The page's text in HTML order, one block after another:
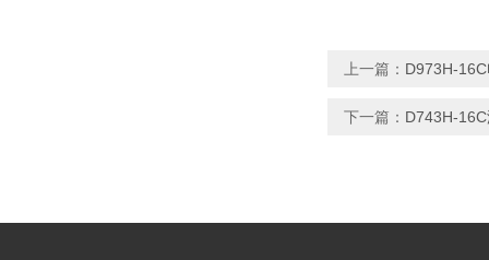
上一篇： D973H-
下一篇： D743H-